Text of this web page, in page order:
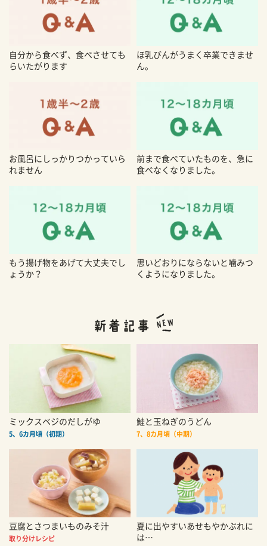
自分から食べず、食べさせても
らいたがります
ほ乳びんがうまく卒業できませ
ん。
お風呂にしっかりつかっていら
れません
前まで食べていたものを、急に
食べなくなりました。
もう揚げ物をあげて大丈夫でし
ょうか？
思いどおりにならないと噛みつ
くようになりました。
ミックスベジのだしがゆ
5、6カ月頃（初期）
鮭と玉ねぎのうどん
7、8カ月頃（中期）
豆腐とさつまいものみそ汁
取り分けレシピ
夏に出やすいあせもやかぶれに
は…